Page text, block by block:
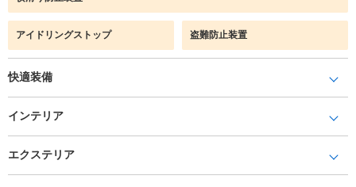
アイドリングストップ 盗難防止装置
快適装備
インテリア
エクステリア